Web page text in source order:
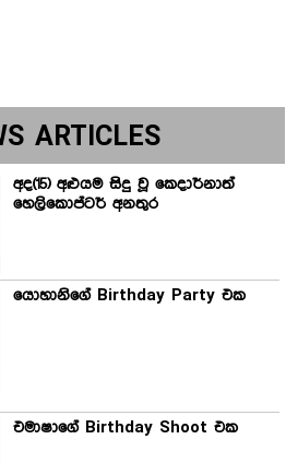
ARTICLES
අද(15) අළුයම සිදු වූ කෙදාර්නාත්
හෙලිකොප්ටර් අනතුර
යොහානිගේ Birthday Party එක
එමාෂාගේ Birthday Shoot එක